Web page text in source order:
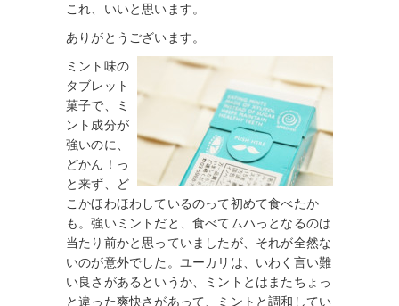
これ、いいと思います。
ありがとうございます。
ミント味の
タブレット
菓子で、ミ
ント成分が
強いのに、
どかん！っ
と来ず、ど
こかほわほわしているのって初めて食べたか
も。強いミントだと、食べてムハっとなるのは
当たり前かと思っていましたが、それが全然な
いのが意外でした。ユーカリは、いわく言い難
い良さがあるというか、ミントとはまたちょっ
と違った爽快さがあって、ミントと調和してい